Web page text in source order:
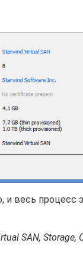
и весь процесс
SAN, Storage,